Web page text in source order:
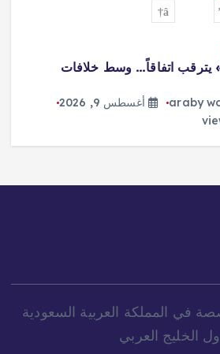
يترقب اتفاقاً… وسط خلافات
araby
أغسطس 9, 2026
في المملكة العربية السعودية
الخليج العربي